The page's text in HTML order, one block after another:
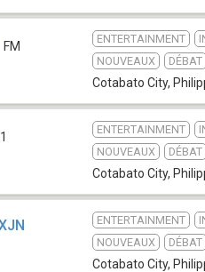
FM
ENTERTAINMENT
NOUVEAUX
DÉBAT
Cotabato City,
ENTERTAINMENT
NOUVEAUX
DÉBAT
Cotabato City,
ENTERTAINMENT
NOUVEAUX
DÉBAT
Cotabato City,